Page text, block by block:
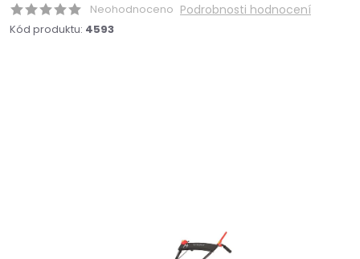
Neohodnoceno Podrobnosti hodnocení
Kód produktu: 4593